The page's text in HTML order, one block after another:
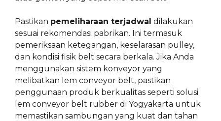
Pastikan pemeliharaan terjadwal dilakukan
sesuai rekomendasi pabrikan. Ini termasuk
pemeriksaan ketegangan, keselarasan pulley,
dan kondisi fisik belt secara berkala. Jika Anda
menggunakan sistem konveyor yang
melibatkan lem conveyor belt, pastikan
penggunaan produk berkualitas seperti solusi
lem conveyor belt rubber di Yogyakarta untuk
memastikan sambungan yang kuat dan tahan